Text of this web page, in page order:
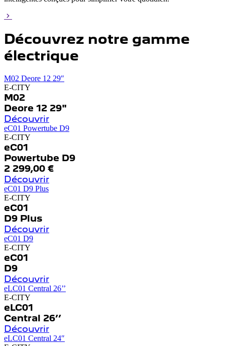
Découvrez notre gamme
électrique
M02 Deore 12 29″
E-CITY
M02
Deore 12 29"
Découvrir
eC01 Powertube D9
E-CITY
eC01
Powertube D9
2 299,00 €
Découvrir
eC01 D9 Plus
E-CITY
eC01
D9 Plus
Découvrir
eC01 D9
E-CITY
eC01
D9
Découvrir
eLC01 Central 26’’
E-CITY
eLC01
Central 26’’
Découvrir
eLC01 Central 24″